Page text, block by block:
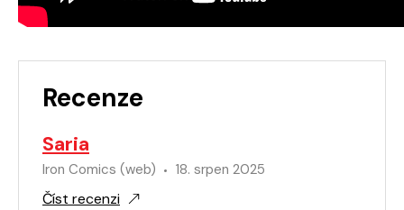
Recenze
Saria
Iron Comics (web) 18. srpen 2025
Číst recenzi